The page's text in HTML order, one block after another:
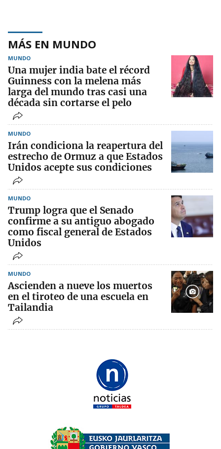
MÁS EN MUNDO
MUNDO
Una mujer india bate el récord
Guinness con la melena más
larga del mundo tras casi una
década sin cortarse el pelo
MUNDO
Irán condiciona la reapertura del
estrecho de Ormuz a que Estados
Unidos acepte sus condiciones
MUNDO
Trump logra que el Senado
confirme a su antiguo abogado
como fiscal general de Estados
Unidos
MUNDO
Ascienden a nueve los muertos
en el tiroteo de una escuela en
Tailandia